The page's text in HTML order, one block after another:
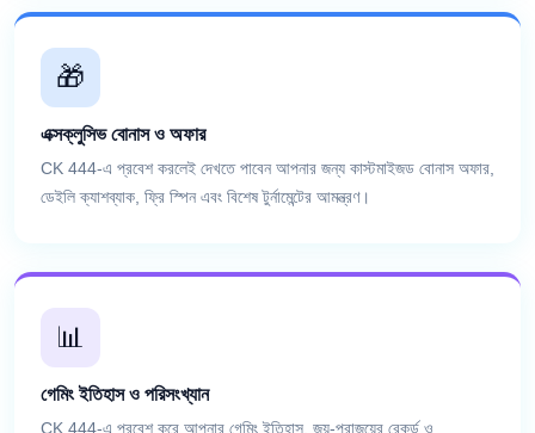
🎁
এক্সক্লুসিভ বোনাস ও অফার
CK 444-এ প্রবেশ করলেই দেখতে পাবেন আপনার জন্য কাস্টমাইজড বোনাস অফার,
ডেইলি ক্যাশব্যাক, ফ্রি স্পিন এবং বিশেষ টুর্নামেন্টের আমন্ত্রণ।
📊
গেমিং ইতিহাস ও পরিসংখ্যান
CK 444-এ প্রবেশ করে আপনার গেমিং ইতিহাস, জয়-পরাজয়ের রেকর্ড ও